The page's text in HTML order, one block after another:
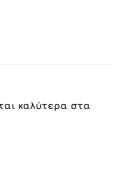
καλύτερα στα